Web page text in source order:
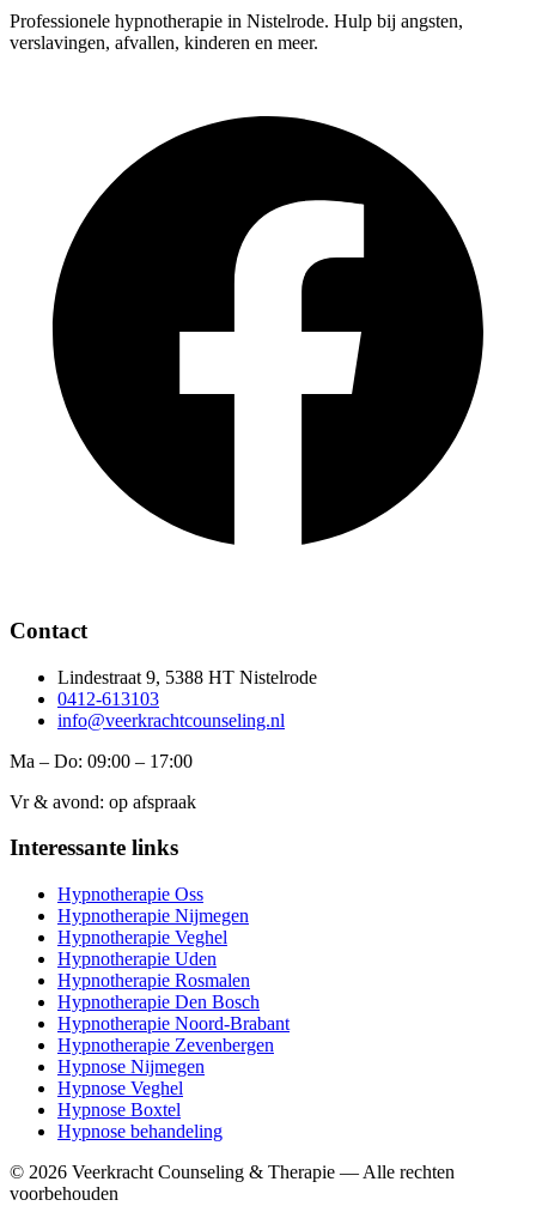
Professionele hypnotherapie in Nistelrode. Hulp bij angsten,
verslavingen, afvallen, kinderen en meer.
Contact
Lindestraat 9, 5388 HT Nistelrode
0412-613103
info@veerkrachtcounseling.nl
Ma – Do: 09:00 – 17:00
Vr & avond: op afspraak
Interessante links
Hypnotherapie Oss
Hypnotherapie Nijmegen
Hypnotherapie Veghel
Hypnotherapie Uden
Hypnotherapie Rosmalen
Hypnotherapie Den Bosch
Hypnotherapie Noord-Brabant
Hypnotherapie Zevenbergen
Hypnose Nijmegen
Hypnose Veghel
Hypnose Boxtel
Hypnose behandeling
© 2026 Veerkracht Counseling & Therapie — Alle rechten
voorbehouden